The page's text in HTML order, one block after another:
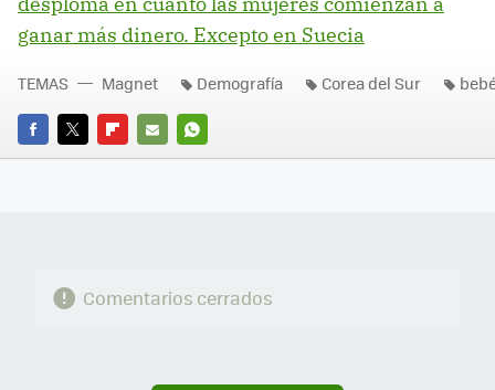
ganar más dinero. Excepto en Suecia
FACEBOOK
TWITTERFLIPBOARD
E-
WHATSAPP
TEMAS Magnet Demografía Corea del Sur
Comentarios cerrados